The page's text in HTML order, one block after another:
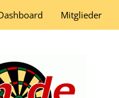
Mitglieder